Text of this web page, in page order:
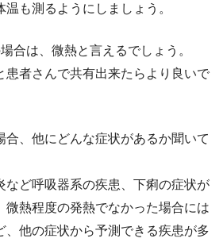
も測るようにしましょう。
合は、微熱と言えるでしょう。
患者さんで共有出来たらより良いで
合、他にどんな症状があるか聞いて
など呼吸器系の疾患、下痢の症状が
微熱程度の発熱でなかった場合には
他の症状から予測できる疾患が多